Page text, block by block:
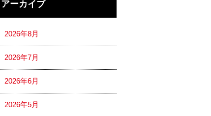
アーカイブ
2026年8月
2026年7月
2026年6月
2026年5月